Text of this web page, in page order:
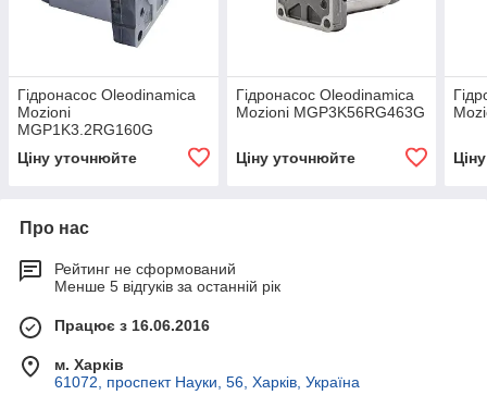
Гідронасос Oleodinamica
Mozioni
MGP1K3.2RG160G
Ціну уточнюйте
Гідронасос Oleodinamica
Mozioni MGP3K56RG463G
Ціну уточнюйте
Про нас
Рейтинг не сформований
Менше 5 відгуків за останній рік
Працює з 16.06.2016
м. Харків
61072, проспект Науки, 56, Харків, Україна